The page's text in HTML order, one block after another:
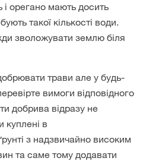
і орегано мають досить
такої кількості води.
зволожувати землю біля
трави але у будь-
вимоги відповідного
добрива відразу не
куплені в
з надзвичайно високим
та саме тому додавати